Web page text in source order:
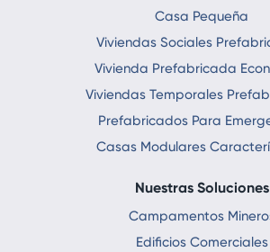
Casa Pequeña
Viviendas Sociales
Vivienda Prefabricada
Viviendas Temporales
Prefabricados Para
Casas Modulares
Nuestras Soluciones
Campamentos
Edificios Comerciales